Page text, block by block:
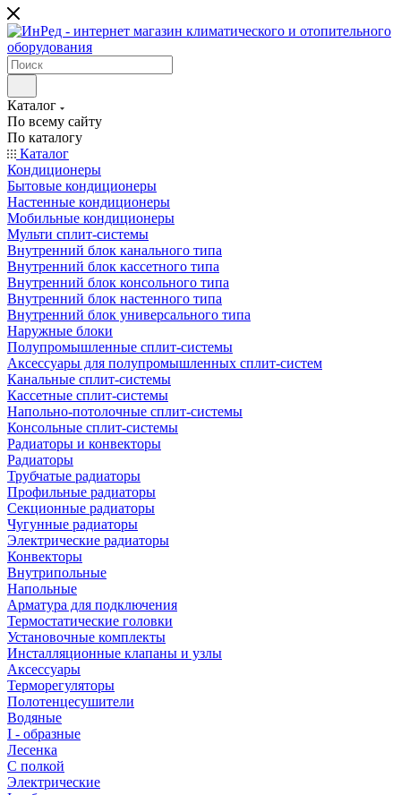
Каталог
По всему сайту
По каталогу
Каталог
Кондиционеры
Бытовые кондиционеры
Настенные кондиционеры
Мобильные кондиционеры
Мульти сплит-системы
Внутренний блок канального типа
Внутренний блок кассетного типа
Внутренний блок консольного типа
Внутренний блок настенного типа
Внутренний блок универсального типа
Наружные блоки
Полупромышленные сплит-системы
Аксессуары для полупромышленных сплит-систем
Канальные сплит-системы
Кассетные сплит-системы
Напольно-потолочные сплит-системы
Консольные сплит-системы
Радиаторы и конвекторы
Радиаторы
Трубчатые радиаторы
Профильные радиаторы
Секционные радиаторы
Чугунные радиаторы
Электрические радиаторы
Конвекторы
Внутрипольные
Напольные
Арматура для подключения
Термостатические головки
Установочные комплекты
Инсталляционные клапаны и узлы
Аксессуары
Терморегуляторы
Полотенцесушители
Водяные
I - образные
Лесенка
С полкой
Электрические